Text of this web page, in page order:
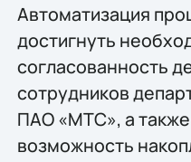
Автоматизация
достигнуть
согласованность
сотрудников
ПАО «МТС», а
возможность